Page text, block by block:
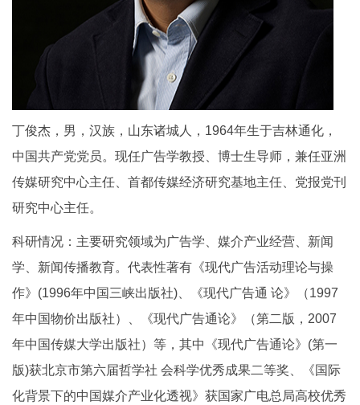
丁俊杰，男，汉族，山东诸城人，1964年生于吉林通化，
中国共产党党员。现任广告学教授、博士生导师，兼任亚洲
传媒研究中心主任、首都传媒经济研究基地主任、党报党刊
研究中心主任。
科研情况：主要研究领域为广告学、媒介产业经营、新闻
学、新闻传播教育。代表性著有《现代广告活动理论与操
作》(1996年中国三峡出版社)、《现代广告通 论》（1997
年中国物价出版社）、《现代广告通论》（第二版，2007
年中国传媒大学出版社）等，其中《现代广告通论》(第一
版)获北京市第六届哲学社 会科学优秀成果二等奖、《国际
化背景下的中国媒介产业化透视》获国家广电总局高校优秀